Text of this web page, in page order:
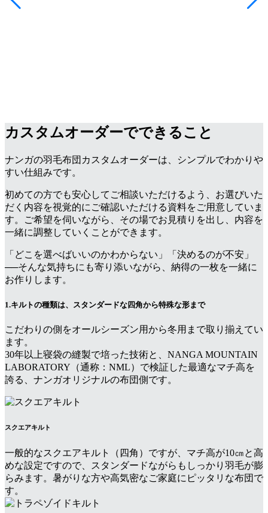
カスタムオーダーでできること
ナンガの羽毛布団カスタムオーダーは、シンプルでわかりや
すい仕組みです。
初めての方でも安心してご相談いただけるよう、お選びいた
だく内容を視覚的にご確認いただける資料をご用意していま
す。ご希望を伺いながら、その場でお見積りを出し、内容を
一緒に調整していくことができます。
「どこを選べばいいのかわからない」「決めるのが不安」
──そんな気持ちにも寄り添いながら、納得の一枚を一緒に
お作りします。
1.キルトの種類は、スタンダードな四角から特殊な形まで
こだわりの側をオールシーズン用から冬用まで取り揃えてい
ます。
30年以上寝袋の縫製で培った技術と、NANGA MOUNTAIN
LABORATORY（通称：NML）で検証した最適なマチ高を
誇る、ナンガオリジナルの布団側です。
スクエアキルト
一般的なスクエアキルト（四角）ですが、マチ高が10㎝と高
めな設定ですので、スタンダードながらもしっかり羽毛が膨
らみます。暑がりな方や高気密なご家庭にピッタリな布団で
す。